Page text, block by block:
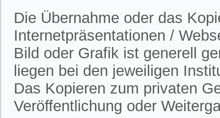
Die Übernahme oder das
Internetpräsentationen /
Bild oder Grafik ist generell
liegen bei den jeweiligen
Das Kopieren zum privaten
Veröffentlichung oder